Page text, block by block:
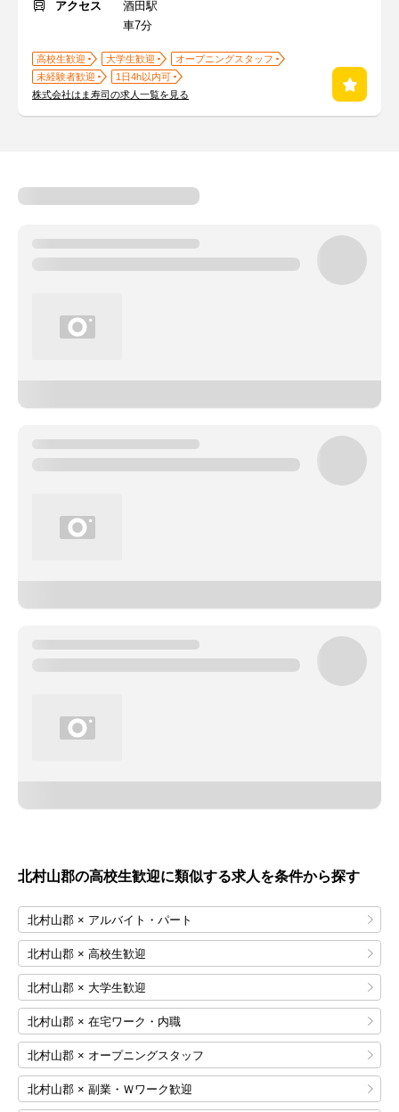
アクセス
酒田駅
車7分
高校生歓迎 大学生歓迎
オープニングスタッフ
未経験者歓迎
1日4h以内可
株式会社はま寿司の求人一覧を見る
北村山郡の高校生歓迎に類似する求人を条件から探す
北村山郡 × アルバイト・パート
北村山郡 × 高校生歓迎
北村山郡 × 大学生歓迎
北村山郡 × 在宅ワーク・内職
北村山郡 × オープニングスタッフ
北村山郡 × 副業・Ｗワーク歓迎